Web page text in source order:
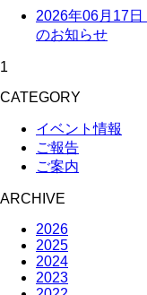
2026年06月17日
のお知らせ
1
CATEGORY
イベント情報
ご報告
ご案内
ARCHIVE
2026
2025
2024
2023